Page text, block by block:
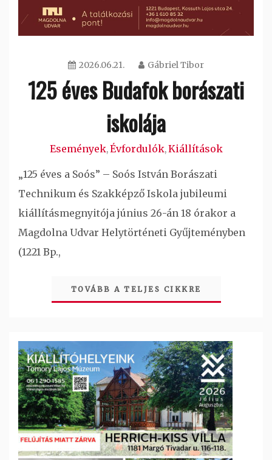
2026.06.21. Gábriel Tibor
125 éves Budafok borászati
iskolája
Események,Évfordulók,Kiállítások
„125 éves a Soós” – Soós István Borászati
Technikum és Szakképző Iskola jubileumi
kiállításmegnyitója június 26-án 18 órakor a
Magdolna Udvar Helytörténeti Gyűjteményben
(1221 Bp.,
TOVÁBB A TELJES CIKKRE